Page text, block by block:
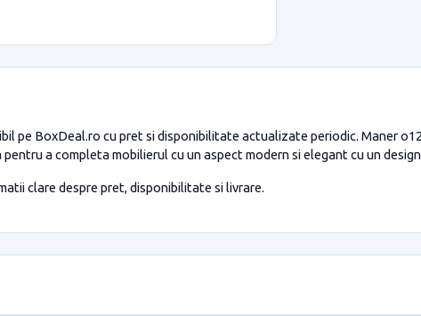
pe BoxDeal.ro cu pret si disponibilitate actualizate periodic. Maner
a completa mobilierul cu un aspect modern si elegant cu un
clare despre pret, disponibilitate si livrare.